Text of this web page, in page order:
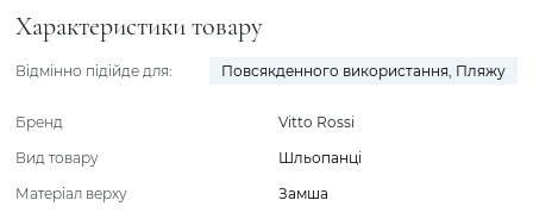
Характеристики товару
Відмінно підійде для: Повсякденного використання, Пляжу
Бренд
Vitto Rossi
Вид товару
Шльопанці
Матеріал верху
Замша